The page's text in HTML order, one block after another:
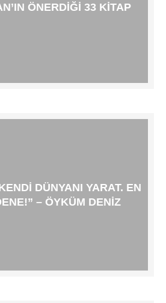
ÖNERDIĞI 33 KITAP
DÜNYANI YARAT. EN
– ÖYKÜM DENIZ